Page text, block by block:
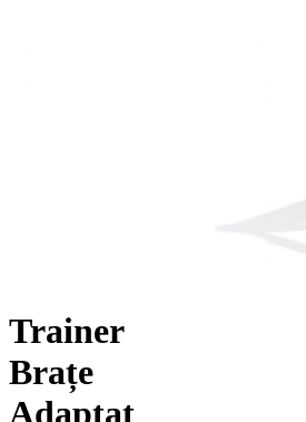
Trainer
Brațe
Adaptat